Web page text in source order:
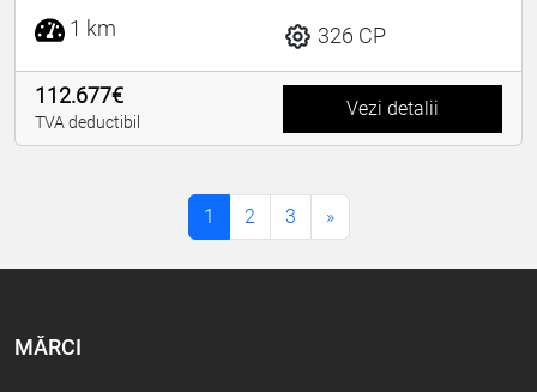
1 km
326 CP
112.677€
TVA deductibil
Vezi detalii
1 2 3 »
MĂRCI